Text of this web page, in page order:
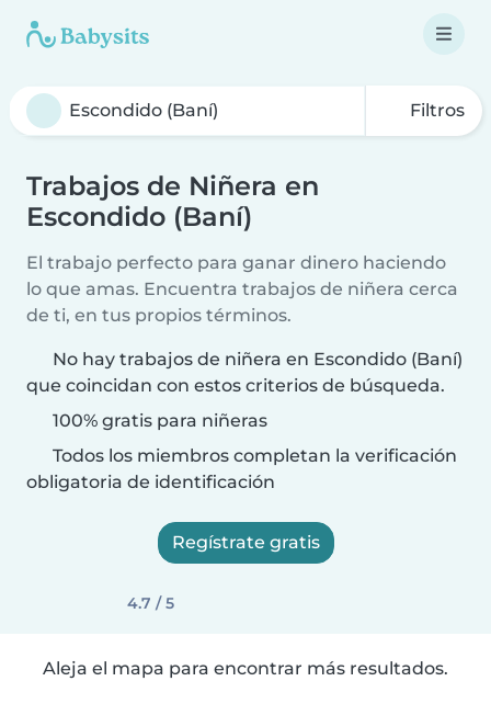
Filtros
Trabajos de Niñera en
Escondido (Baní)
El trabajo perfecto para ganar dinero haciendo
lo que amas. Encuentra trabajos de niñera cerca
de ti, en tus propios términos.
No hay trabajos de niñera en Escondido (Baní)
que coincidan con estos criterios de búsqueda.
100% gratis para niñeras
Todos los miembros completan la verificación
obligatoria de identificación
Regístrate gratis
4.7 / 5
Aleja el mapa para encontrar más resultados.